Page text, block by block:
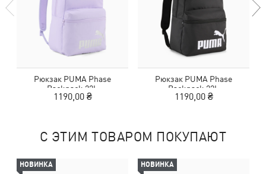
Рюкзак PUMA Phase
Backpack 22L
1190,00 ₴
Рюкзак PUMA Phase
Backpack 22L
1190,00 ₴
С ЭТИМ ТОВАРОМ ПОКУПАЮТ
НОВИНКА НОВИНКА